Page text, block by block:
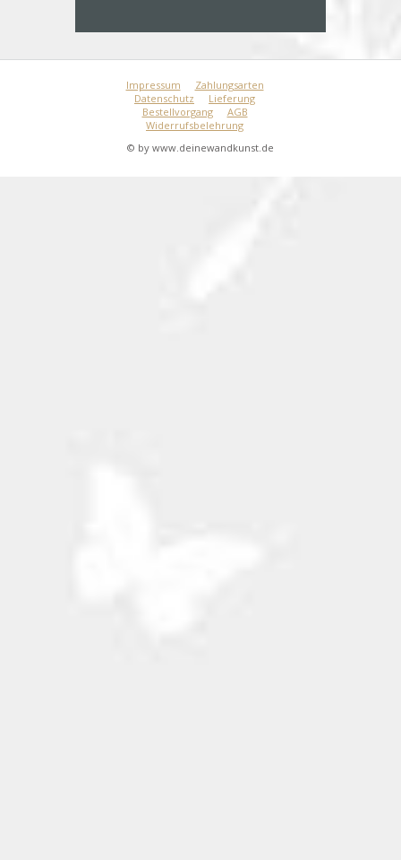
Impressum
Zahlungsarten
Datenschutz
Lieferung
Bestellvorgang
AGB
Widerrufsbelehrung
© by www.deinewandkunst.de